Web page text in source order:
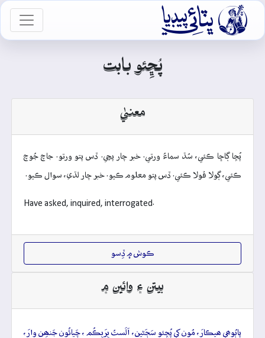

پُڇِئو بابت
معنيٰ
پُڇا ڳاڇا ڪئي، سُڌ سماءُ ورتي. خبر چار پڇي. ڏس پتو ورتو. جاچ جُوچ
ڪئي، ڳولا ڦولا ڪئي. ڏس پتو معلوم ڪيو. خبر چار لڌي، سوال ڪيو.
Have asked, inquired, interrogated.
ڪوش ۾ ڏِسو
بيتن ۽ وائين ۾
پاٻُوھي ھيڪارَ، مُون کي پُڇِئو سَڄَڻين، اَلَستُ بِرَبِڪُم ، چَيائُون جَنھِن وارَ،